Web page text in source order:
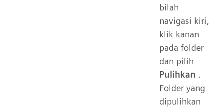
bilah
navigasi kiri,
klik kanan
pada folder
dan pilih
Pulihkan .
Folder yang
dipulihkan